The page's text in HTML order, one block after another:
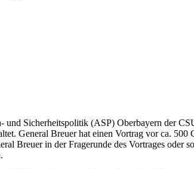
und Sicherheitspolitik (ASP) Oberbayern der
General Breuer hat einen Vortrag vor ca.
Breuer in der Fragerunde des Vortrages oder